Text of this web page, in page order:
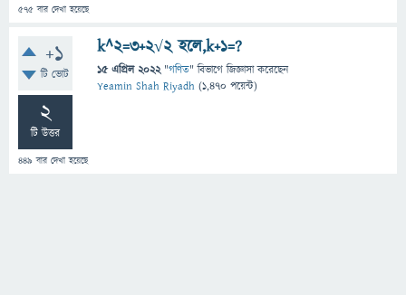
575 বার দেখা হয়েছে
+1
টি ভোট
2
টি উত্তর
449 বার দেখা হয়েছে
k^2=3+2√2 হলে,k+1=?
15 এপ্রিল 2022 "গণিত" বিভাগে জিজ্ঞাসাকরেছেন
Yeamin Shah Riyadh (1,470 পয়েন্ট)